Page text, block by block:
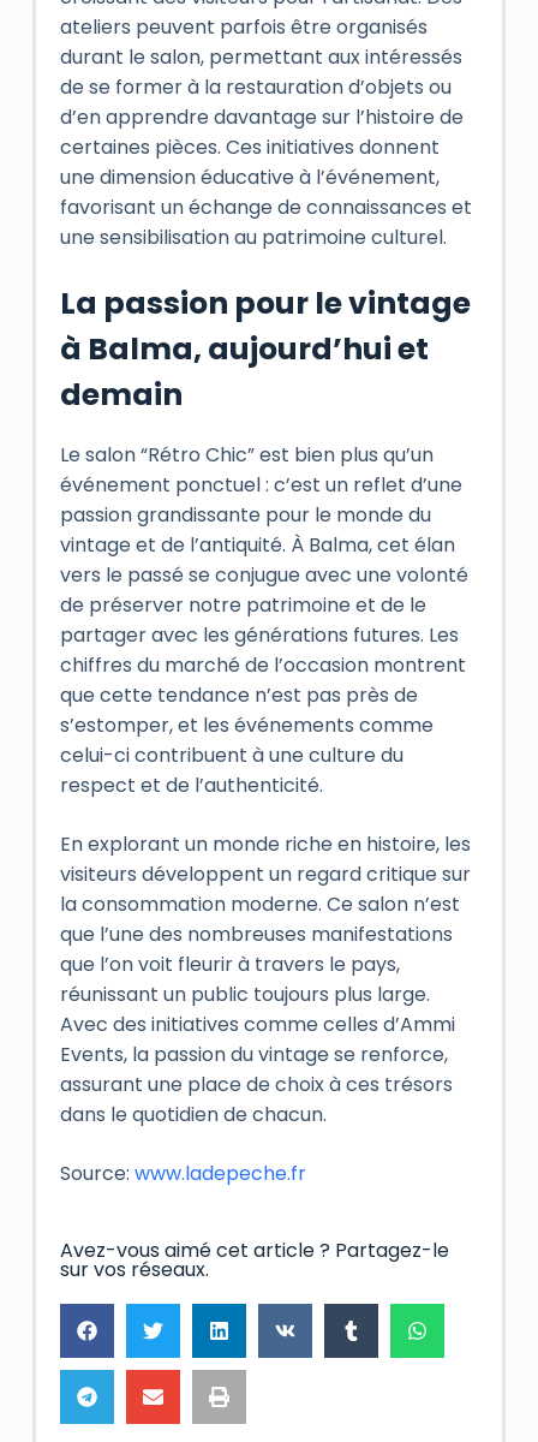
ateliers peuvent parfois être organisés
durant le salon, permettant aux intéressés
de se former à la restauration d’objets ou
d’en apprendre davantage sur l’histoire de
certaines pièces. Ces initiatives donnent
une dimension éducative à l’événement,
favorisant un échange de connaissances et
une sensibilisation au patrimoine culturel.
La passion pour le vintage
à Balma, aujourd’hui et
demain
Le salon “Rétro Chic” est bien plus qu’un
événement ponctuel : c’est un reflet d’une
passion grandissante pour le monde du
vintage et de l’antiquité. À Balma, cet élan
vers le passé se conjugue avec une volonté
de préserver notre patrimoine et de le
partager avec les générations futures. Les
chiffres du marché de l’occasion montrent
que cette tendance n’est pas près de
s’estomper, et les événements comme
celui-ci contribuent à une culture du
respect et de l’authenticité.
En explorant un monde riche en histoire, les
visiteurs développent un regard critique sur
la consommation moderne. Ce salon n’est
que l’une des nombreuses manifestations
que l’on voit fleurir à travers le pays,
réunissant un public toujours plus large.
Avec des initiatives comme celles d’Ammi
Events, la passion du vintage se renforce,
assurant une place de choix à ces trésors
dans le quotidien de chacun.
Source: www.ladepeche.fr
Avez-vous aimé cet article ? Partagez-le
sur vos réseaux.